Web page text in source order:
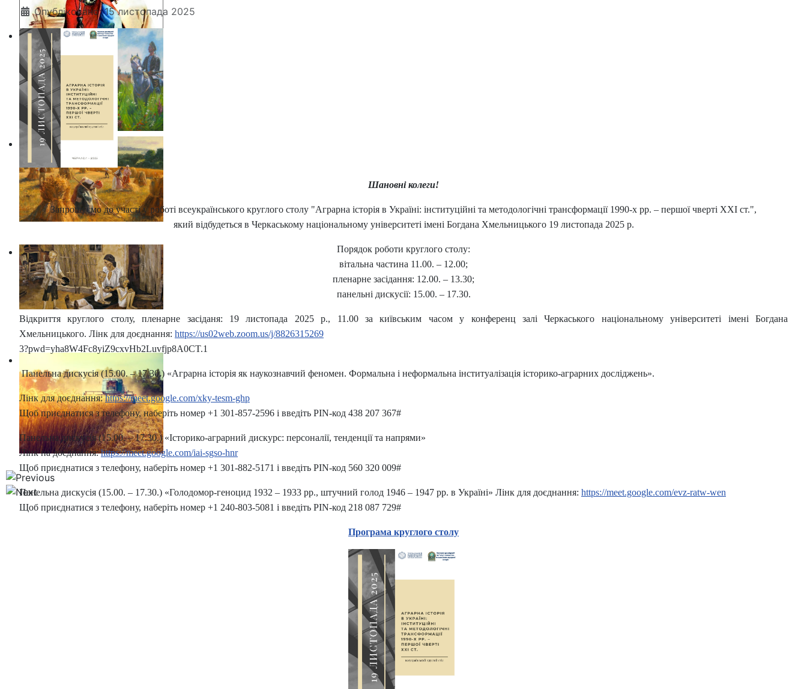
Опубліковано: 15 листопада 2025
Шановні колеги!
Запрошуємо до участі у роботі всеукраїнського круглого столу "Аграрна історія в Україні: інституційні та методологічні трансформації 1990-х рр. – першої чверті ХХІ ст.",
який відбудеться в Черкаському національному університеті імені Богдана Хмельницького 19 листопада 2025 р.
Порядок роботи круглого столу:
вітальна частина 11.00. – 12.00;
пленарне засідання: 12.00. – 13.30;
панельні дискусії: 15.00. – 17.30.
Відкриття круглого столу, пленарне засіданя: 19 листопада 2025 р., 11.00 за київським часом у конференц залі Черкаського національному університеті імені Богдана
Хмельницького. Лінк для доєднання: https://us02web.zoom.us/j/8826315269
3?pwd=yha8W4Fc8yiZ9cxvHb2Luvfjp8A0CT.1
Панельна дискусія (15.00. – 17.30.) «Аграрна історія як наукознавчий феномен. Формальна і неформальна інституалізація історико-аграрних досліджень».
Лінк для доєднання:https://meet.google.com/xky-tesm-ghp
Щоб приєднатися з телефону, наберіть номер +1 301-857-2596 і введіть PIN-код 438 207 367#
Панельна дискусія (15.00. – 17.30.) «Історико-аграрний дискурс: персоналії, тенденції та напрями»
Лінк на доєднання:https://meet.google.com/iai-sgso-hnr
Щоб приєднатися з телефону, наберіть номер +1 301-882-5171 і введіть PIN-код 560 320 009#
Панельна дискусія (15.00. – 17.30.) «Голодомор-геноцид 1932 – 1933 рр., штучний голод 1946 – 1947 рр. в Україні» Лінк для доєднання: https://meet.google.com/evz-ratw-wen
Щоб приєднатися з телефону, наберіть номер +1 240-803-5081 і введіть PIN-код 218 087 729#
Програма круглого столу